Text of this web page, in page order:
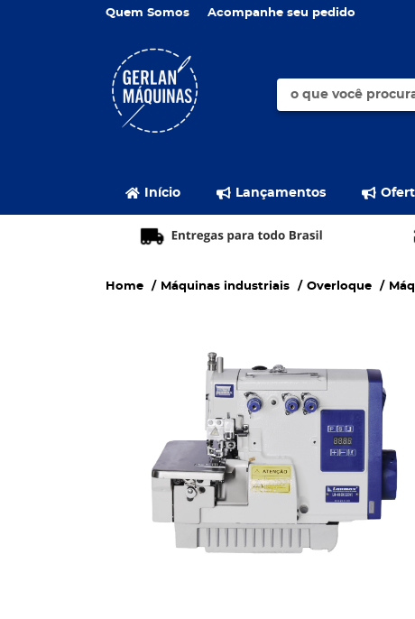
Quem Somos Acompanhe seu pedido
Início Lançamentos
Home Máquinas industriais Overloque